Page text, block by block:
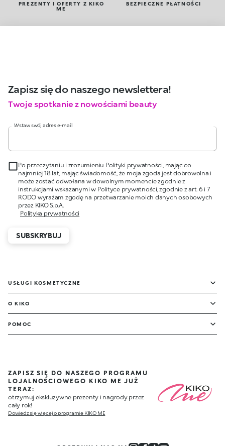
PREZENTY I OFERTY Z KIKO
ME
BEZPIECZNE PŁATNOŚCI
Zapisz się do naszego newslettera!
Twoje spotkanie z nowościami beauty
Wstaw swój adres e-mail
Po przeczytaniu i zrozumieniu Polityki prywatności, mając co
najmniej 18 lat, mając świadomość, że moja zgoda jest dobrowolna i
może zostać odwołana w dowolnym momencie zgodnie z
instrukcjami wskazanymi w Polityce prywatności, zgodnie z art. 6 i 7
RODO wyrażam zgodę na przetwarzanie moich danych osobowych
przez KIKO S.p.A.
Polityka prywatności
SUBSKRYBUJ
USŁUGI KOSMETYCZNE
O KIKO
POMOC
ZAPISZ SIĘ DO NASZEGO PROGRAMU
LOJALNOŚCIOWEGO KIKO ME JUŻ
TERAZ:
otrzymuj ekskluzywne prezenty i nagrody przez
cały rok!
Dowiedz się więcej o programie KIKO ME